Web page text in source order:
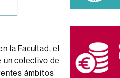
la Facultad, el
un colectivo de
ámbitos